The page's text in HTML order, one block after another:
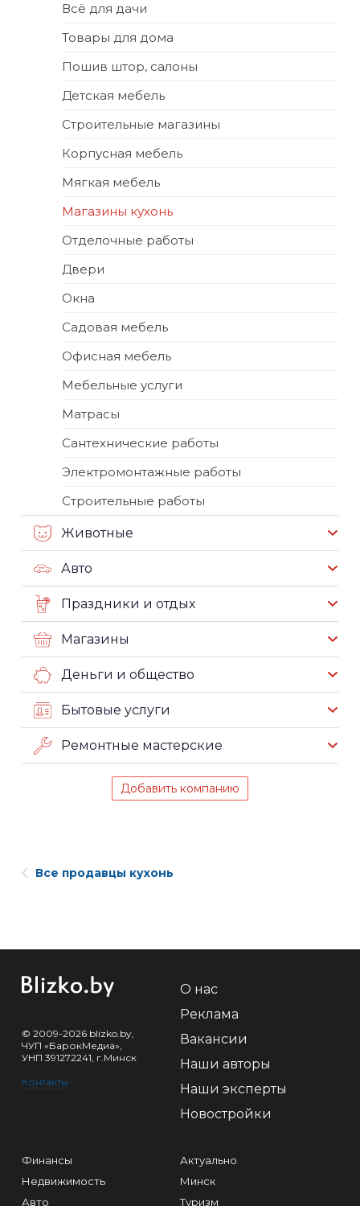
Всё для дачи
Товары для дома
Пошив штор, салоны
Детская мебель
Строительные магазины
Корпусная мебель
Мягкая мебель
Магазины кухонь
Отделочные работы
Двери
Окна
Садовая мебель
Офисная мебель
Мебельные услуги
Матрасы
Сантехнические работы
Электромонтажные работы
Строительные работы
Животные
Авто
Праздники и отдых
Магазины
Деньги и общество
Бытовые услуги
Ремонтные мастерские
Добавить компанию
Все продавцы кухонь
© 2009-2026 blizko.by,
ЧУП «БарокМедиа»,
УНП 391272241, г.Минск
Контакты
О нас
Реклама
Вакансии
Наши авторы
Наши эксперты
Новостройки
Финансы
Недвижимость
Авто
Актуально
Минск
Туризм